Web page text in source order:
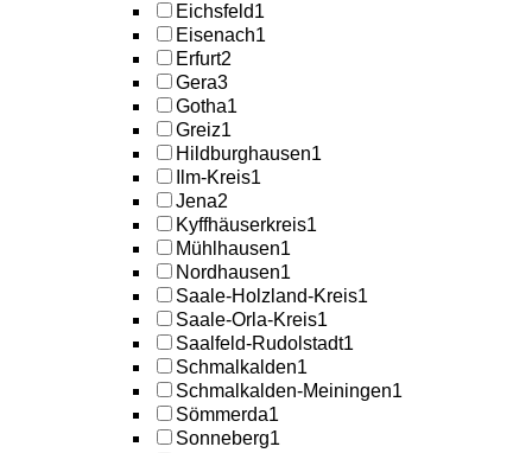
Eichsfeld1
Eisenach1
Erfurt2
Gera3
Gotha1
Greiz1
Hildburghausen1
Ilm-Kreis1
Jena2
Kyffhäuserkreis1
Mühlhausen1
Nordhausen1
Saale-Holzland-Kreis1
Saale-Orla-Kreis1
Saalfeld-Rudolstadt1
Schmalkalden1
Schmalkalden-Meiningen1
Sömmerda1
Sonneberg1